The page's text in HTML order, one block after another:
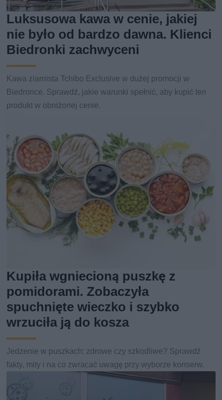
Luksusowa kawa w cenie, jakiej
nie było od bardzo dawna. Klienci
Biedronki zachwyceni
Kawa ziarnista Tchibo Exclusive w dużej promocji w
Biedronce. Sprawdź, jakie warunki spełnić, aby kupić ten
produkt w obniżonej cenie.
Kupiła wgniecioną puszkę z
pomidorami. Zobaczyła
spuchnięte wieczko i szybko
wrzuciła ją do kosza
Jedzenie w puszkach: zdrowe czy szkodliwe? Sprawdź
fakty, mity i na co zwracać uwagę przy wyborze konserw.